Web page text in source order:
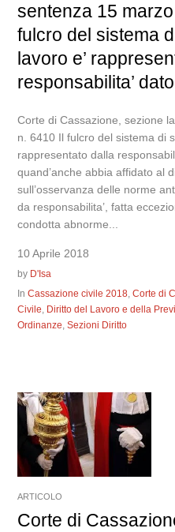
sentenza 15
fulcro del sistema
lavoro e’
responsabilita’
Corte di Cassazione, sezione
n. 6410 Il fulcro del sistema di
rappresentato dalla
quand’anche abbia affidato al
sull’osservanza delle norme
da responsabilita’, fatta
condotta abnorme...
10 Aprile 2018
by D'Isa
InCassazione civile 2018,Corte di
Civile, Diritto del Lavoro e della
Ordinanze,Sezioni Diritto
ARTICOLO
Corte di